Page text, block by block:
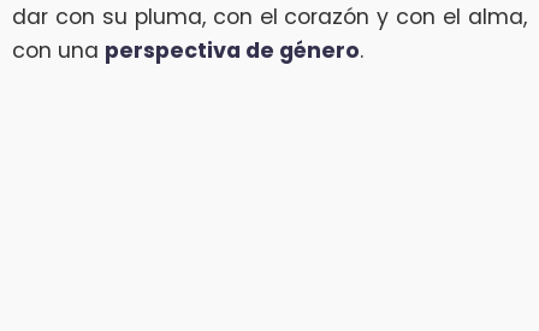
dar con su pluma, con el corazón y con el alma,
con una perspectiva de género.